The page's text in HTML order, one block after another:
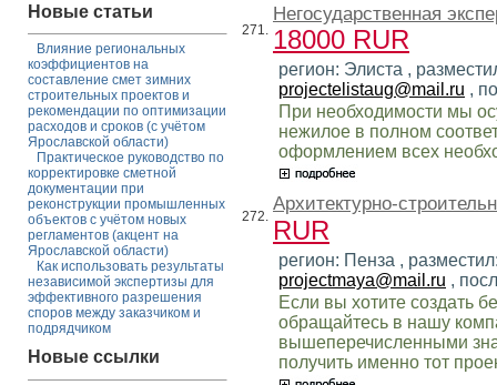
Новые статьи
Влияние региональных
коэффициентов на
составление смет зимних
строительных проектов и
рекомендации по оптимизации
расходов и сроков (с учётом
Ярославской области)
Практическое руководство по
корректировке сметной
документации при
реконструкции промышленных
объектов с учётом новых
регламентов (акцент на
Ярославской области)
Как использовать результаты
независимой экспертизы для
эффективного разрешения
споров между заказчиком и
подрядчиком
Новые ссылки
271.
Негосударственная
18000 RUR
регион: Элиста ,
projectelistaug@mail.ru ,
При необходимости мы
нежилое в полном
оформлением всех
272.
Архитектурно-
RUR
регион: Пенза ,
projectmaya@mail.ru ,
Если вы хотите создать
обращайтесь в нашу
вышеперечисленными
получить именно тот